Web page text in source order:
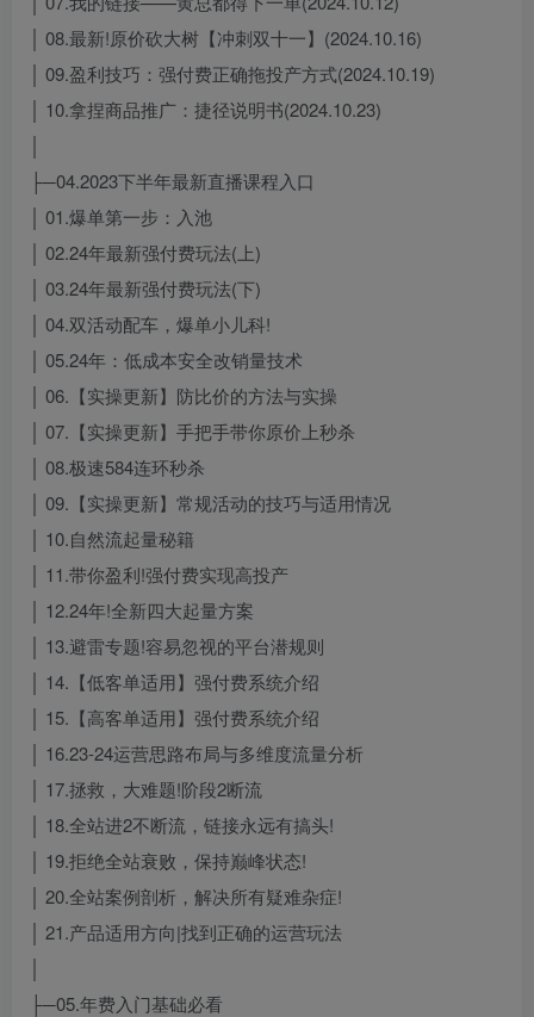
│ 08.最新!原价砍大树【冲刺双十一】(2024.10.16)
│ 09.盈利技巧：强付费正确拖投产方式(2024.10.19)
│ 10.拿捏商品推广：捷径说明书(2024.10.23)
├─04.2023下半年最新直播课程入口
│ 01.爆单第一步：入池
│ 02.24年最新强付费玩法(上)
│ 03.24年最新强付费玩法(下)
│ 04.双活动配车，爆单小儿科!
│ 05.24年：低成本安全改销量技术
│ 06.【实操更新】防比价的方法与实操
│ 07.【实操更新】手把手带你原价上秒杀
│ 08.极速584连环秒杀
│ 09.【实操更新】常规活动的技巧与适用情况
│ 10.自然流起量秘籍
│ 11.带你盈利!强付费实现高投产
│ 12.24年!全新四大起量方案
│ 13.避雷专题!容易忽视的平台潜规则
│ 14.【低客单适用】强付费系统介绍
│ 15.【高客单适用】强付费系统介绍
│ 16.23-24运营思路布局与多维度流量分析
│ 17.拯救，大难题!阶段2断流
│ 18.全站进2不断流，链接永远有搞头!
│ 19.拒绝全站衰败，保持巅峰状态!
│ 20.全站案例剖析，解决所有疑难杂症!
│ 21.产品适用方向|找到正确的运营玩法
├─05.年费入门基础必看